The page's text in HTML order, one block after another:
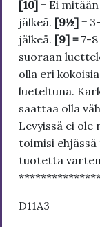
[10] = Ei
jälkeä. [9½] =
jälkeä. [9] = 7-
suoraan
olla eri
lueteltuna.
saattaa olla
Levyissä ei
toimisi
tuotetta
D11A3